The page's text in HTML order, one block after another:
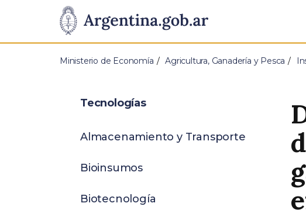
Presidencia
de
Pasar al contenido principal
Ministerio de Economía Agricultura, Ganadería y Pesca
Tecnologías
Almacenamiento y Transporte
Bioinsumos
Biotecnología